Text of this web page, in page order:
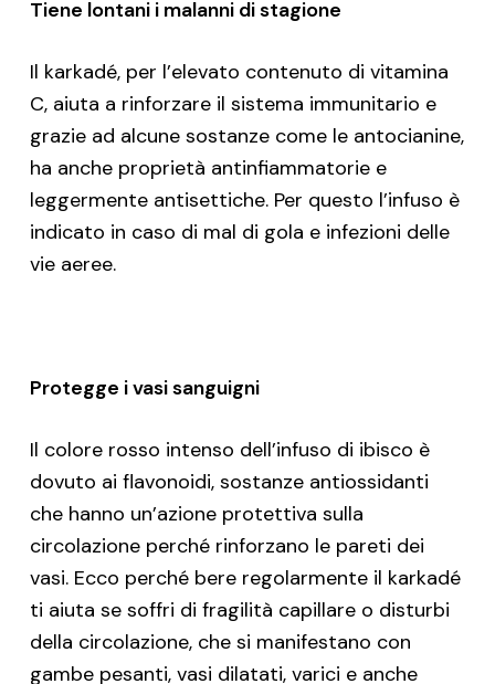
Tiene lontani i malanni di stagione
Il karkadé, per l’elevato contenuto di vitamina
C, aiuta a rinforzare il sistema immunitario e
grazie ad alcune sostanze come le antocianine,
ha anche proprietà antinfiammatorie e
leggermente antisettiche. Per questo l’infuso è
indicato in caso di mal di gola e infezioni delle
vie aeree.
Protegge i vasi sanguigni
Il colore rosso intenso dell’infuso di ibisco è
dovuto ai flavonoidi, sostanze antiossidanti
che hanno un’azione protettiva sulla
circolazione perché rinforzano le pareti dei
vasi. Ecco perché bere regolarmente il karkadé
ti aiuta se soffri di fragilità capillare o disturbi
della circolazione, che si manifestano con
gambe pesanti, vasi dilatati, varici e anche